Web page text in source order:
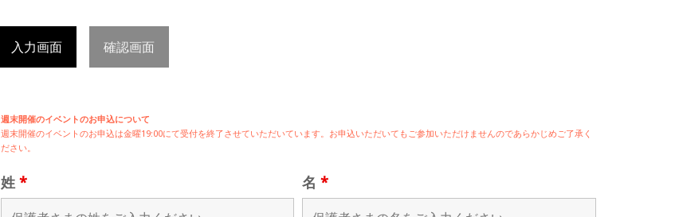
入力画面 確認画面
週末開催のイベントのお申込について
週末開催のイベントのお申込は金曜19:00にて受付を終了させていただいています。お申込いただいてもご参加いただけませんのであらかじめご了承く
ださい。
姓 * 名*